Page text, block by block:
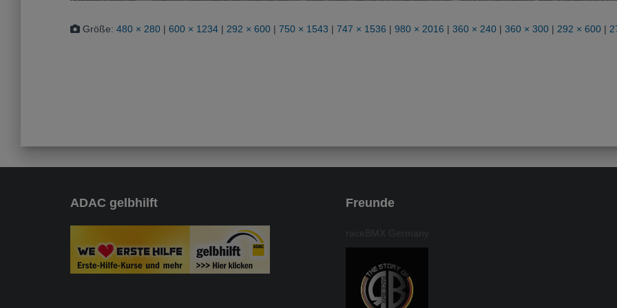
Größe: 480 × 280 | 600 × 1234 | 292 × 600 | 750 × 1543 | 747 × 1536 | 980 × 2016 | 360 × 240 | 360 × 300 | 292 × 600 |
ADAC gelbhilft Freunde